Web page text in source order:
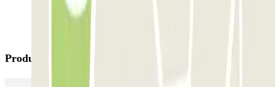
Produits Parclick